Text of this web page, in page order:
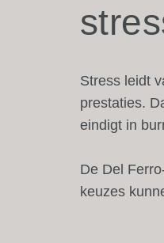
Stress leidt
prestaties.
eindigt in
De Del
keuzes